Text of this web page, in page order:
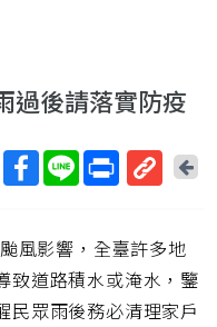
過後請落實防疫
短
網
址
回
風影響，全臺許多地
致道路積水或淹水，鑒
民眾雨後務必清理家戶